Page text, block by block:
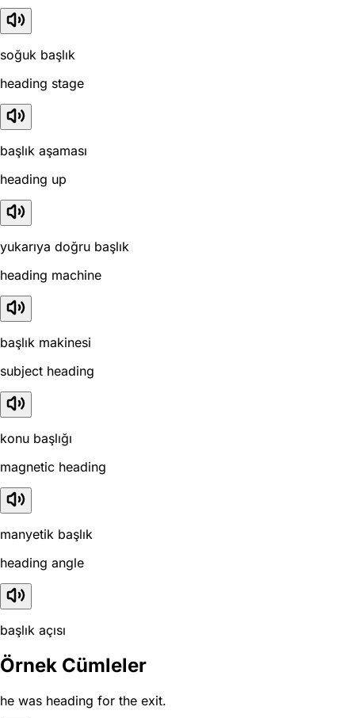
soğuk başlık
heading stage
başlık aşaması
heading up
yukarıya doğru başlık
heading machine
başlık makinesi
subject heading
konu başlığı
magnetic heading
manyetik başlık
heading angle
başlık açısı
Örnek Cümleler
he was heading for the exit.